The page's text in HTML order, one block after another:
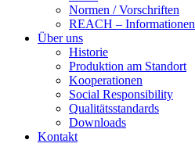
Normen / Vorschriften
REACH – Informationen
Über uns
Historie
Produktion am Standort
Kooperationen
Social Responsibility
Qualitätsstandards
Downloads
Kontakt